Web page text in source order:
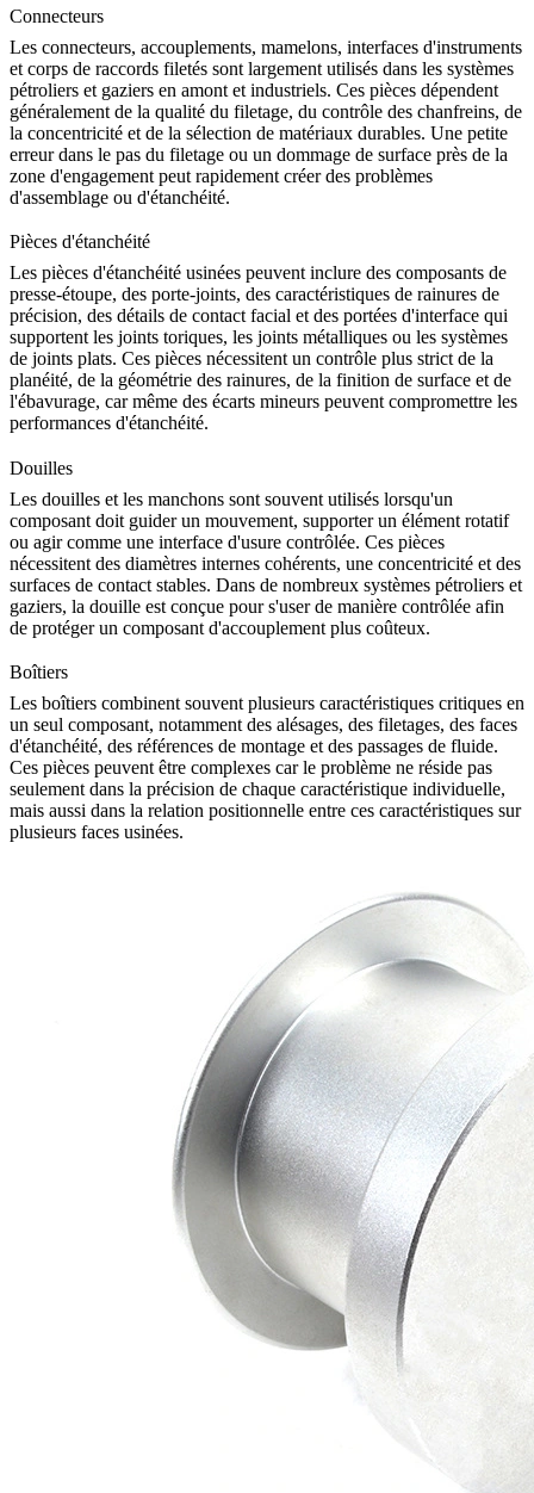
Connecteurs
Les connecteurs, accouplements, mamelons, interfaces d'instruments
et corps de raccords filetés sont largement utilisés dans les systèmes
pétroliers et gaziers en amont et industriels. Ces pièces dépendent
généralement de la qualité du filetage, du contrôle des chanfreins, de
la concentricité et de la sélection de matériaux durables. Une petite
erreur dans le pas du filetage ou un dommage de surface près de la
zone d'engagement peut rapidement créer des problèmes
d'assemblage ou d'étanchéité.
Pièces d'étanchéité
Les pièces d'étanchéité usinées peuvent inclure des composants de
presse-étoupe, des porte-joints, des caractéristiques de rainures de
précision, des détails de contact facial et des portées d'interface qui
supportent les joints toriques, les joints métalliques ou les systèmes
de joints plats. Ces pièces nécessitent un contrôle plus strict de la
planéité, de la géométrie des rainures, de la finition de surface et de
l'ébavurage, car même des écarts mineurs peuvent compromettre les
performances d'étanchéité.
Douilles
Les douilles et les manchons sont souvent utilisés lorsqu'un
composant doit guider un mouvement, supporter un élément rotatif
ou agir comme une interface d'usure contrôlée. Ces pièces
nécessitent des diamètres internes cohérents, une concentricité et des
surfaces de contact stables. Dans de nombreux systèmes pétroliers et
gaziers, la douille est conçue pour s'user de manière contrôlée afin
de protéger un composant d'accouplement plus coûteux.
Boîtiers
Les boîtiers combinent souvent plusieurs caractéristiques critiques en
un seul composant, notamment des alésages, des filetages, des faces
d'étanchéité, des références de montage et des passages de fluide.
Ces pièces peuvent être complexes car le problème ne réside pas
seulement dans la précision de chaque caractéristique individuelle,
mais aussi dans la relation positionnelle entre ces caractéristiques sur
plusieurs faces usinées.